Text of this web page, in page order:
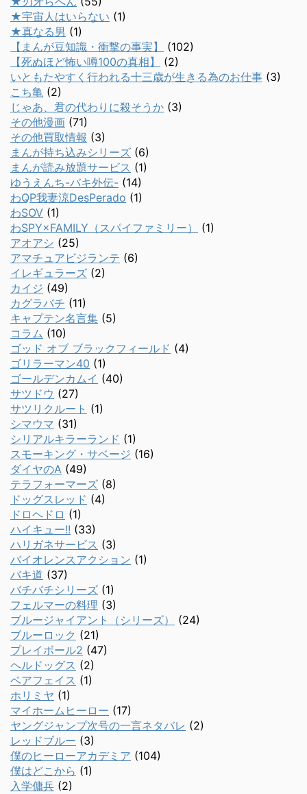
★宇宙人はいらない (1)
★真なる男 (1)
【まんが豆知識・衝撃の事実】
(102)
【死ぬほど怖い噂100の真相】
(2)
いともたやすく行われる十三歳が生きる為のお仕事 (3)
こち亀 (2)
じゃあ、君の代わりに殺そうか (3)
その他漫画 (71)
その他買取情報 (3)
まんが持ち込みシリーズ (6)
まんが読み放題サービス (1)
ゆうえんち-バキ外伝- (14)
わQP我妻涼DesPerado (1)
わSOV (1)
わSPY×FAMILY（スパイファミリー）
(1)
アオアシ (25)
アマチュアビジランテ (6)
イレギュラーズ (2)
カイジ (49)
カグラバチ (11)
キャプテン名言集 (5)
コラム (10)
ゴッド オブ ブラックフィールド (4)
ゴリラーマン40 (1)
ゴールデンカムイ (40)
サツドウ (27)
サツリクルート (1)
シマウマ (31)
シリアルキラーランド (1)
スモーキング・サベージ (16)
ダイヤのA (49)
テラフォーマーズ (8)
ドッグスレッド (4)
ドロヘドロ (1)
ハイキュー!! (33)
ハリガネサービス (3)
バイオレンスアクション (1)
バキ道 (37)
バチバチシリーズ (1)
フェルマーの料理 (3)
ブルージャイアント（シリーズ）
(24)
ブルーロック (21)
プレイボール2 (47)
ヘルドッグス (2)
ベアフェイス (1)
ホリミヤ (1)
マイホームヒーロー (17)
ヤングジャンプ次号の一言ネタバレ (2)
レッドブルー (3)
僕のヒーローアカデミア (104)
僕はどこから (1)
入学傭兵 (2)